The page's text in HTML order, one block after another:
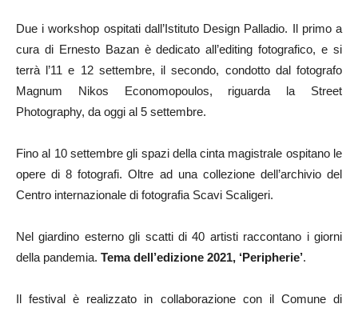
Due i workshop ospitati dall’Istituto Design Palladio. Il primo a
cura di Ernesto Bazan è dedicato all’editing fotografico, e si
terrà l’11 e 12 settembre, il secondo, condotto dal fotografo
Magnum Nikos Economopoulos, riguarda la Street
Photography, da oggi al 5 settembre.
Fino al 10 settembre gli spazi della cinta magistrale ospitano le
opere di 8 fotografi. Oltre ad una collezione dell’archivio del
Centro internazionale di fotografia Scavi Scaligeri.
Nel giardino esterno gli scatti di 40 artisti raccontano i giorni
della pandemia. Tema dell’edizione 2021, ‘Peripherie’.
Il festival è realizzato in collaborazione con il Comune di